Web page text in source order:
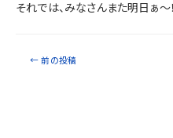
それでは、みなさんまた明日ぁ～！
← 前の投稿